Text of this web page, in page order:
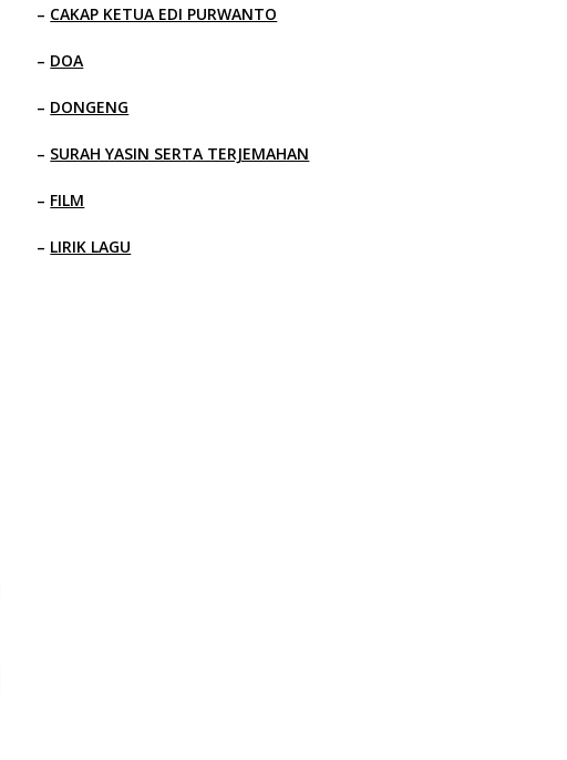
– CAKAP KETUA EDI PURWANTO
– DOA
– DONGENG
– SURAH YASIN SERTA TERJEMAHAN
– FILM
– LIRIK LAGU